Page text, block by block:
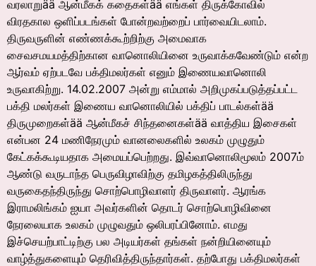
வரலாறுää ஆன்மீகக் கதைகள்ää எங்கள் திருக்கோவில்
விரதகால ஒளிப்படங்கள் போன்றவற்றைப் பார்வையிடலாம்.
திருவருளின் எண்ணக்கூற்றிற்கு அமைவாக
சைவசமயமத்திற்கான வானொலியினை உருவாக்கவேண்டும் என்ற
ஆர்வம் ஏற்படவே பக்திமலர்கள் எனும் இணையவானொலி
உருவாகிற்று. 14.02.2007 அன்று எம்மால் அறிமுகப்படுத்தப்பட்ட
பக்தி மலர்கள் இணைய வானொலியில் பக்திப் பாடல்கள்ää
திருமுறைகள்ää ஆன்மீகச் சிந்தனைகள்ää வாத்திய இசைகள்
என்பன 24 மணிநேரமும் வானலைகளில் உலகம் முழுதும்
கேட்கக்கூடியதாக அமையப்பெற்றது. இவ்வானொலிமூலம் 2007ம்
ஆண்டு வருடாந்த பெருவிழாவிற்கு தமிழகத்திலிருந்து
வருகைதந்திருந்து சொற்பொழிவாளர் திருவாளர். ஆரங்க
இராமலிங்கம் ஐயா அவர்களின் தொடர் சொற்பொழிவினை
நேரலையாக உலகம் முழுவதும் ஒலிபரப்பினோம். எமது
இச்செயற்பாட்டிற்கு பல அடியர்கள் தங்கள் நன்றியினையும்
வாழ்த்துகளையும் தெரிவித்திருந்தார்கள். தற்போது பக்திமலர்கள்